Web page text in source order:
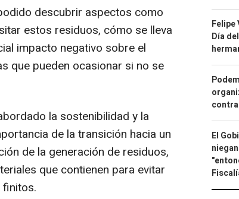
descubrir aspectos como
estos residuos, cómo se lleva
impacto negativo sobre el
que pueden ocasionar si no se
la sostenibilidad y la
de la transición hacia un
de la generación de residuos,
que contienen para evitar
Felipe
Día
El